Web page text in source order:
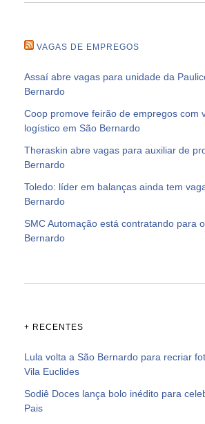
VAGAS DE EMPREGOS
Assaí abre vagas para unidade da
Bernardo
Coop promove feirão de empregos com
logístico em São Bernardo
Theraskin abre vagas para auxiliar de
Bernardo
Toledo: líder em balanças ainda tem
Bernardo
SMC Automação está contratando para
Bernardo
+ RECENTES
Lula volta a São Bernardo para recriar
Vila Euclides
Sodiê Doces lança bolo inédito para
Pais